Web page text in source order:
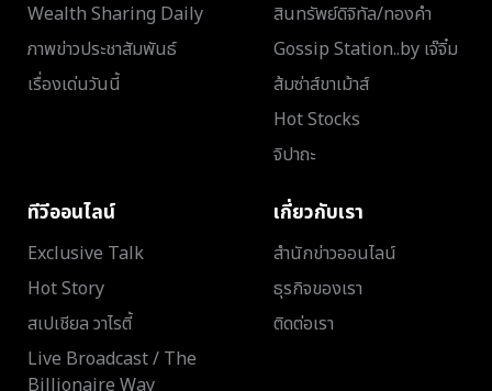
Wealth Sharing Daily
ภาพข่าวประชาสัมพันธ์
เรื่องเด่นวันนี้
สินทรัพย์ดิจิทัล/ทองคำ
Gossip Station..by เจ๊จิ๋ม
ส้มซ่าส์ขาเม้าส์
Hot Stocks
จิปาถะ
ทีวีออนไลน์
Exclusive Talk
Hot Story
สเปเชียล วาไรตี้
Live Broadcast / The
Billionaire Way
เกี่ยวกับเรา
สำนักข่าวออนไลน์
ธุรกิจของเรา
ติดต่อเรา